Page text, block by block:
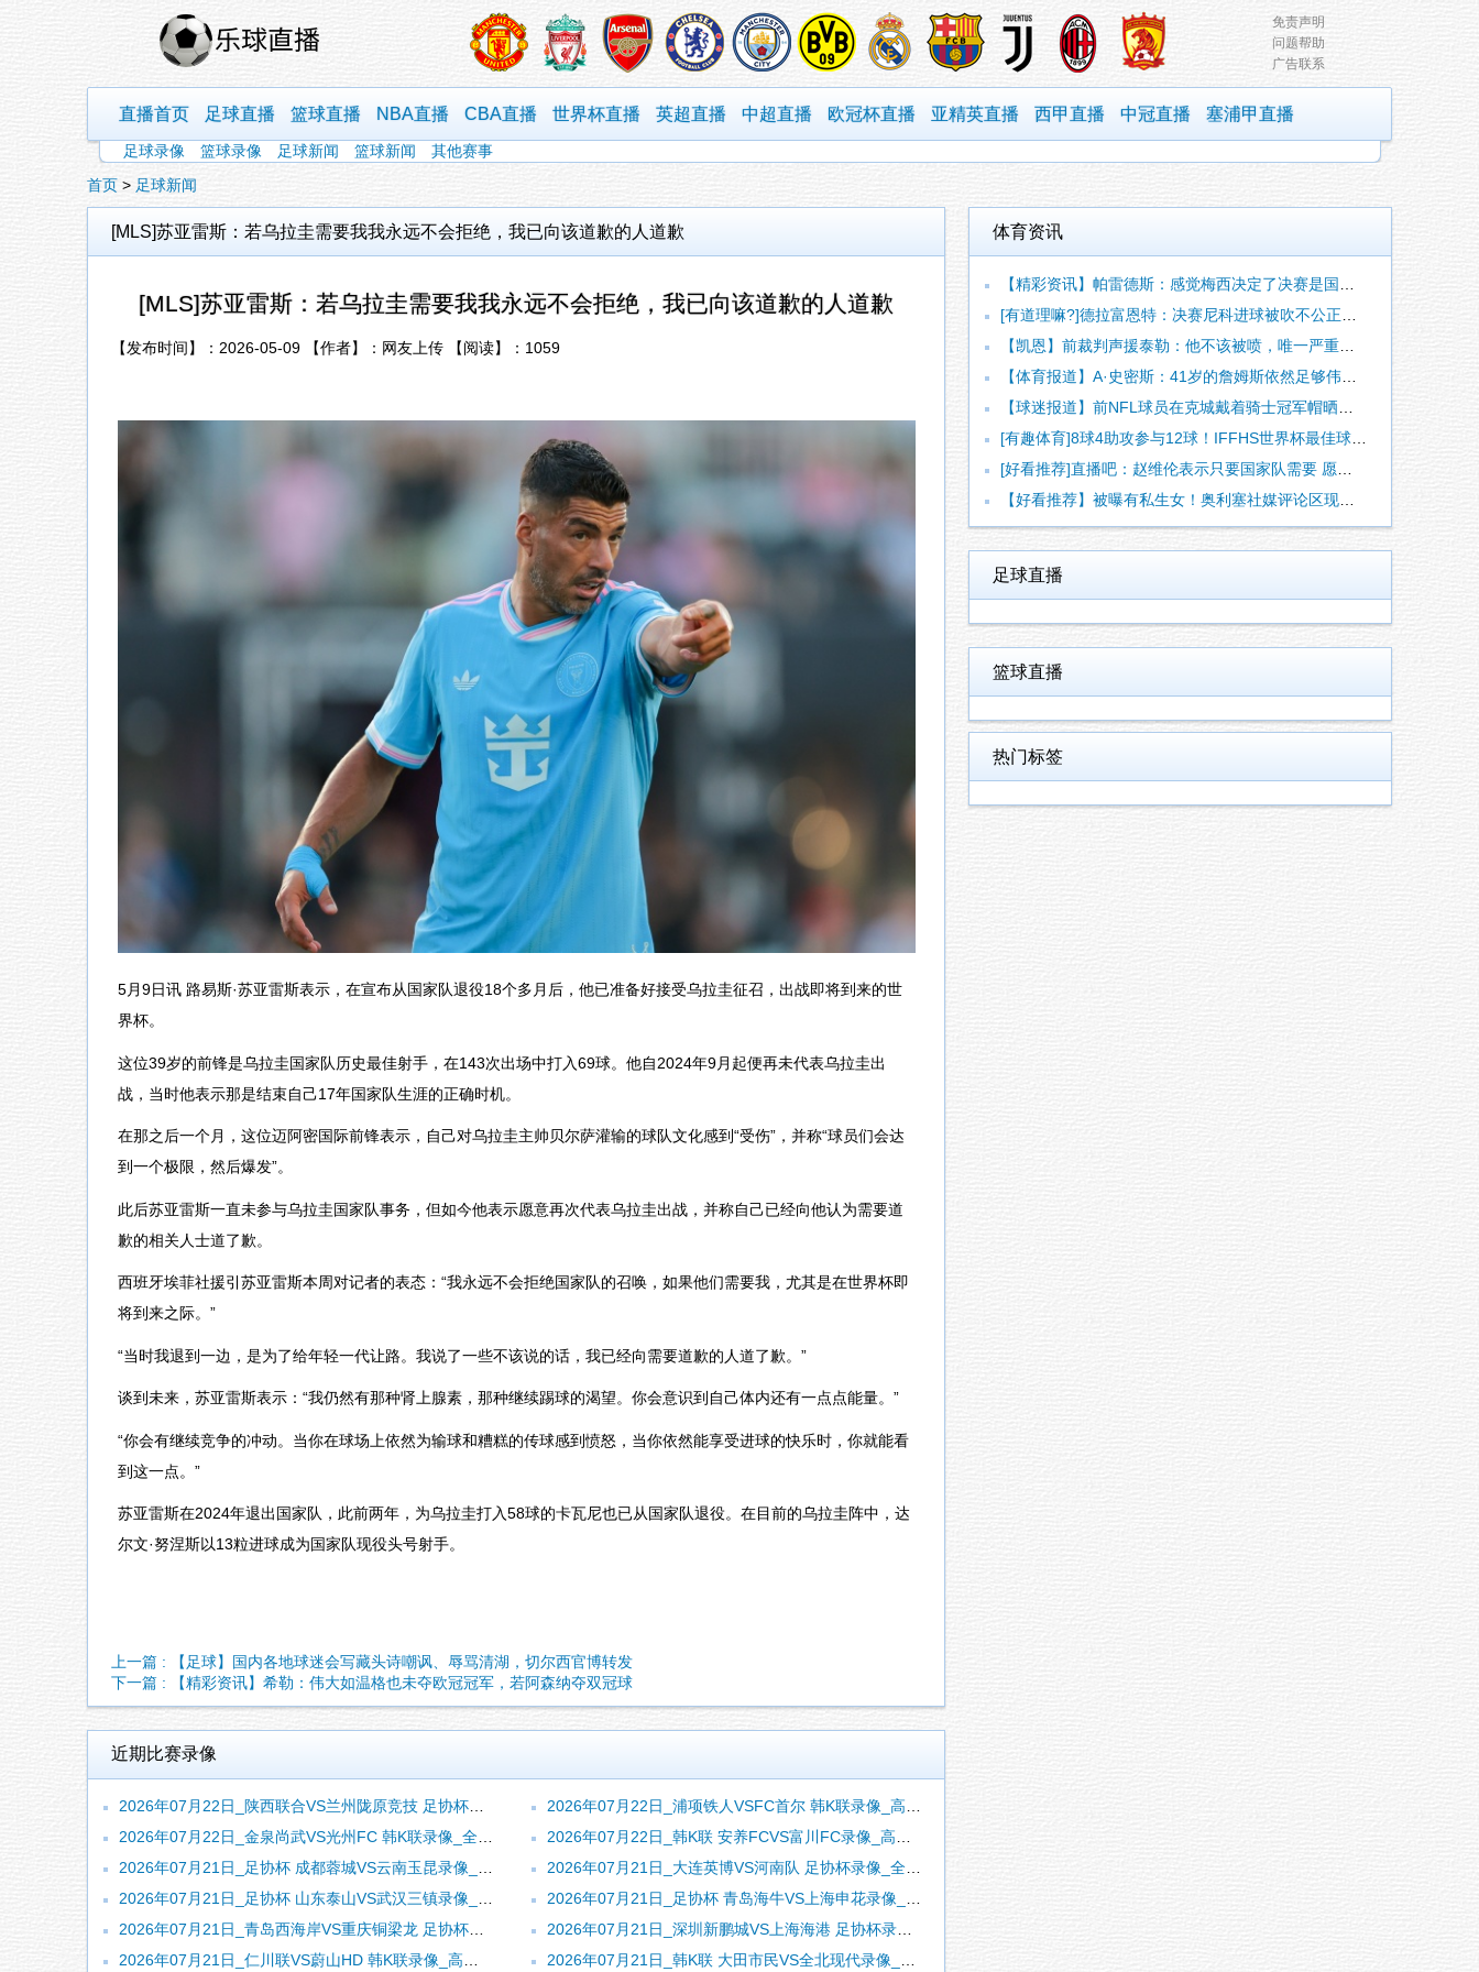
免责声明
问题帮助
广告联系
直播首页 足球直播 篮球直播 NBA直播 CBA直播 世界杯直播 英超直播 中超直播 欧冠杯直播 亚精英直播 西甲直播 中冠直播 塞浦甲直播
足球录像 篮球录像 足球新闻 篮球新闻
其他赛事
首页 > 足球新闻
[MLS]苏亚雷斯：若乌拉圭需要我我永远不会拒绝，我已向该道歉的人道歉
[MLS]苏亚雷斯：若乌拉圭需要我我永远不会拒绝，我已向该道歉的人道歉
【发布时间】：2026-05-09 【作者】：网友上传 【阅读】： 1059
5月9日讯 路易斯·苏亚雷斯表示，在宣布从国家队退役18个多月后，他已准备好接受乌拉圭征召，出战即将到来的世
界杯。
这位39岁的前锋是乌拉圭国家队历史最佳射手，在143次出场中打入69球。他自2024年9月起便再未代表乌拉圭出
战，当时他表示那是结束自己17年国家队生涯的正确时机。
在那之后一个月，这位迈阿密国际前锋表示，自己对乌拉圭主帅贝尔萨灌输的球队文化感到“受伤”，并称“球员们会达
到一个极限，然后爆发”。
此后苏亚雷斯一直未参与乌拉圭国家队事务，但如今他表示愿意再次代表乌拉圭出战，并称自己已经向他认为需要道
歉的相关人士道了歉。
西班牙埃菲社援引苏亚雷斯本周对记者的表态：“我永远不会拒绝国家队的召唤，如果他们需要我，尤其是在世界杯即
将到来之际。”
“当时我退到一边，是为了给年轻一代让路。我说了一些不该说的话，我已经向需要道歉的人道了歉。”
谈到未来，苏亚雷斯表示：“我仍然有那种肾上腺素，那种继续踢球的渴望。你会意识到自己体内还有一点点能量。”
“你会有继续竞争的冲动。当你在球场上依然为输球和糟糕的传球感到愤怒，当你依然能享受进球的快乐时，你就能看
到这一点。”
苏亚雷斯在2024年退出国家队，此前两年，为乌拉圭打入58球的卡瓦尼也已从国家队退役。在目前的乌拉圭阵中，达
尔文·努涅斯以13粒进球成为国家队现役头号射手。
上一篇 : 【足球】国内各地球迷会写藏头诗嘲讽、辱骂清湖，切尔西官博转发
下一篇 : 【精彩资讯】希勒：伟大如温格也未夺欧冠冠军，若阿森纳夺双冠球
近期比赛录像
2026年07月22日_陕西联合VS兰州陇原竞技 足协杯录像_全场录像【视频集锦】
2026年07月22日_浦项铁人VSFC首尔 韩K联录像_高清录像【全场回放】
2026年07月22日_金泉尚武VS光州FC 韩K联录像_全场录像【视频集锦】
2026年07月22日_韩K联 安养FCVS富川FC录像_高清录像【全场回放】
2026年07月21日_足协杯 成都蓉城VS云南玉昆录像_高清录像【全场回放】
2026年07月21日_大连英博VS河南队 足协杯录像_全场录像【视频集锦】
2026年07月21日_足协杯 山东泰山VS武汉三镇录像_全场录像【高清回放】
2026年07月21日_足协杯 青岛海牛VS上海申花录像_全场录像【视频集锦】
2026年07月21日_青岛西海岸VS重庆铜梁龙 足协杯录像_高清录像【全场回放】
2026年07月21日_深圳新鹏城VS上海海港 足协杯录像_全场录像【视频集锦】
2026年07月21日_仁川联VS蔚山HD 韩K联录像_高清录像【全场回放】
2026年07月21日_韩K联 大田市民VS全北现代录像_全场录像【高清回放】
体育资讯
【精彩资讯】帕雷德斯：感觉梅西决定了决赛是国家队最后一战，我
[有道理嘛?]德拉富恩特：决赛尼科进球被吹不公正，本来可以有
【凯恩】前裁判声援泰勒：他不该被喷，唯一严重漏判就是罗梅罗拉
【体育报道】A·史密斯：41岁的詹姆斯依然足够伟大 能影响一
【球迷报道】前NFL球员在克城戴着骑士冠军帽晒照：我什么都不
[有趣体育]8球4助攻参与12球！IFFHS世界杯最佳球员：
[好看推荐]直播吧：赵维伦表示只要国家队需要 愿意无条件响应
【好看推荐】被曝有私生女！奥利塞社媒评论区现处于完全关闭状态
足球直播
篮球直播
热门标签